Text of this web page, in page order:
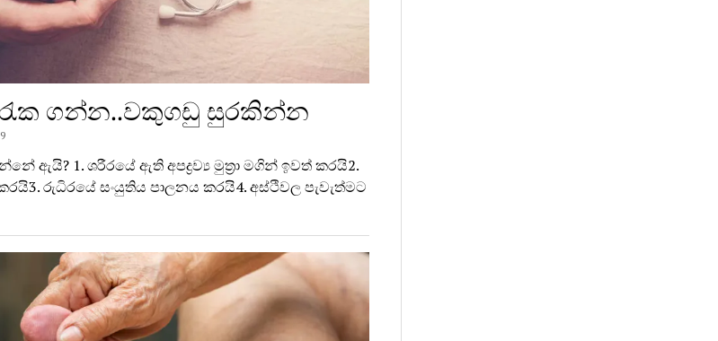
ගන්න..වකුගඩු සුරකින්න
ඇයි? 1. ශරීරයේ ඇති අපද්‍රව්‍ය මුත්‍රා මගින් ඉවත් කරයි2.
රුධිරයේ සංයුතිය පාලනය කරයි4. අස්ථිවල පැවැත්මට